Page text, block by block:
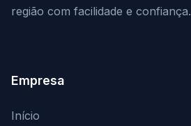
região com facilidade e confiança.
Empresa
Início